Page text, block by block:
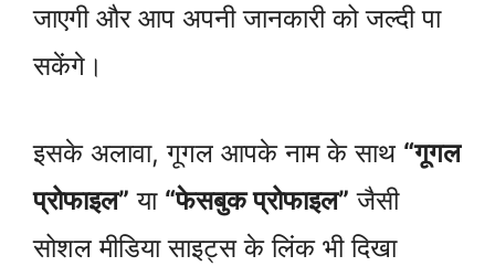
जाएगी और आप अपनी जानकारी को जल्दी पा
सकेंगे।
इसके अलावा, गूगल आपके नाम के साथ “गूगल
प्रोफाइल” या “फेसबुक प्रोफाइल” जैसी
सोशल मीडिया साइट्स के लिंक भी दिखा